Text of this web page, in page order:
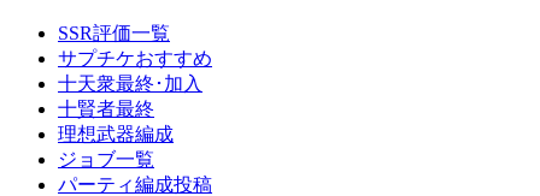
SSR評価一覧
サプチケおすすめ
十天衆最終･加入
十賢者最終
理想武器編成
ジョブ一覧
パーティ編成投稿